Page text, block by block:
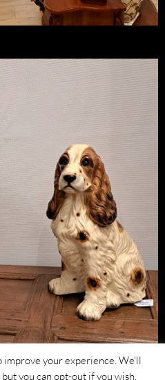
improve your experience. We'll
you can opt-out if you wish.